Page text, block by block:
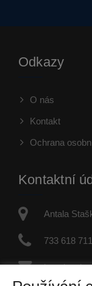
Odkazy
O nás
Kontakt
Ochrana
Kontaktní
Antala
733 618 711